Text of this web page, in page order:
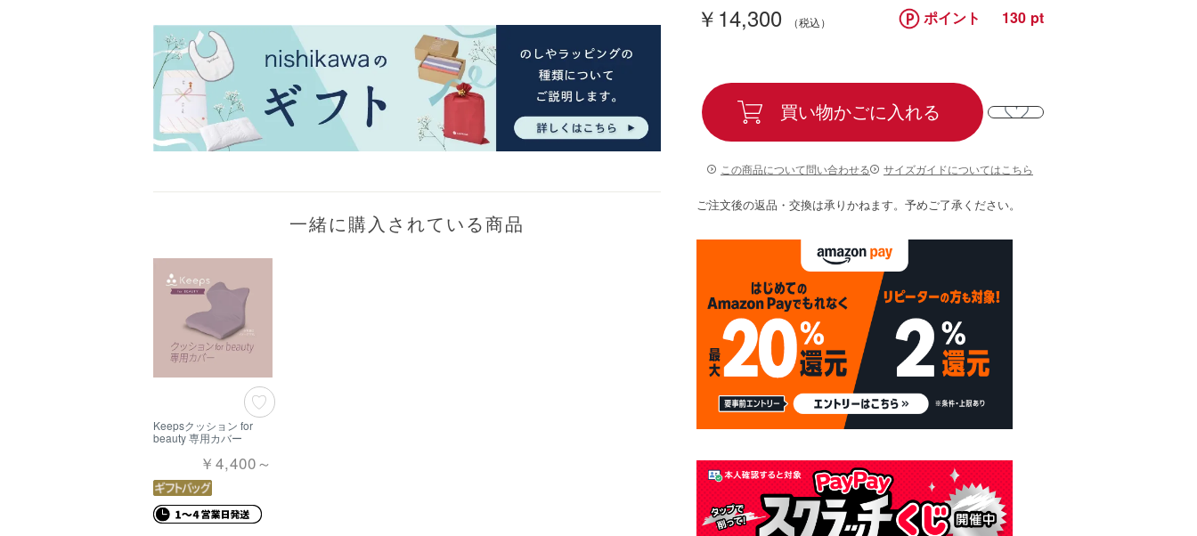
一緒に購入されている商品
Keepsクッション for
beauty 専用カバー
￥4,400～
￥14,300 ポイント 130
買い物かごに入れる
この商品について問い合わせる サイズガイドについてはこちら
ご注文後の返品・交換は承りかねます。予めご了承ください。